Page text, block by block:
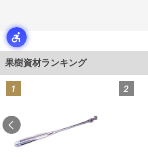
果樹資材ランキング